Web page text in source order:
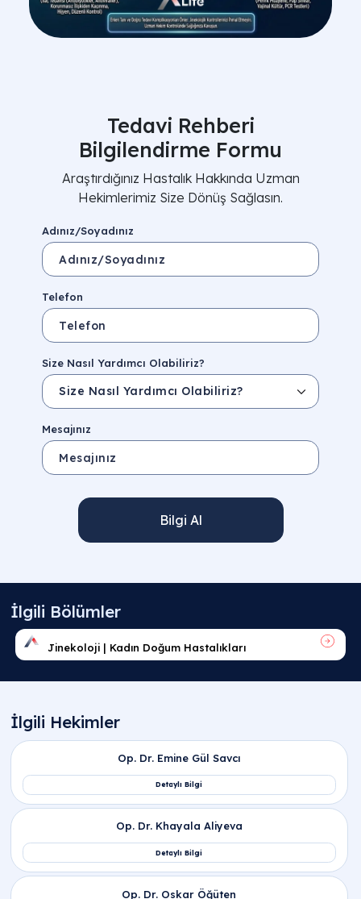
Tedavi Rehberi
Bilgilendirme Formu
Araştırdığınız Hastalık Hakkında Uzman
Hekimlerimiz Size Dönüş Sağlasın.
Adınız/Soyadınız
Telefon
Size Nasıl Yardımcı Olabiliriz?
Mesajınız
Bilgi Al